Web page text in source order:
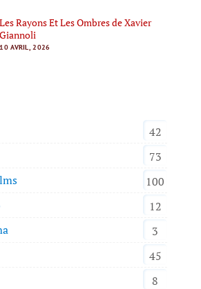
Les Rayons Et Les Ombres de Xavier
Giannoli
10 AVRIL, 2026
42
73
100
12
3
45
8